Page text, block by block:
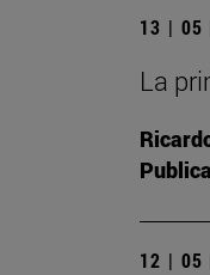
13 | 05
La
12 | 05